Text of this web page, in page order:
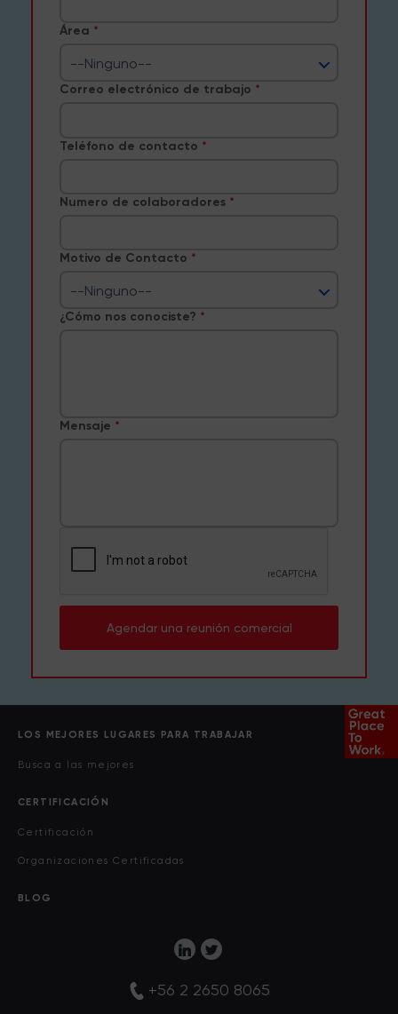
Área
--Ninguno--
Correo electrónico de trabajo
Teléfono de contacto
Numero de colaboradores
Motivo de Contacto
--Ninguno--
¿Cómo nos conociste?
Mensaje
Agendar una reunión comercial
LOS MEJORES LUGARES PARA TRABAJAR
Busca a las mejores
CERTIFICACIÓN
Certificación
Organizaciones Certificadas
BLOG
+56 2 2650 8065